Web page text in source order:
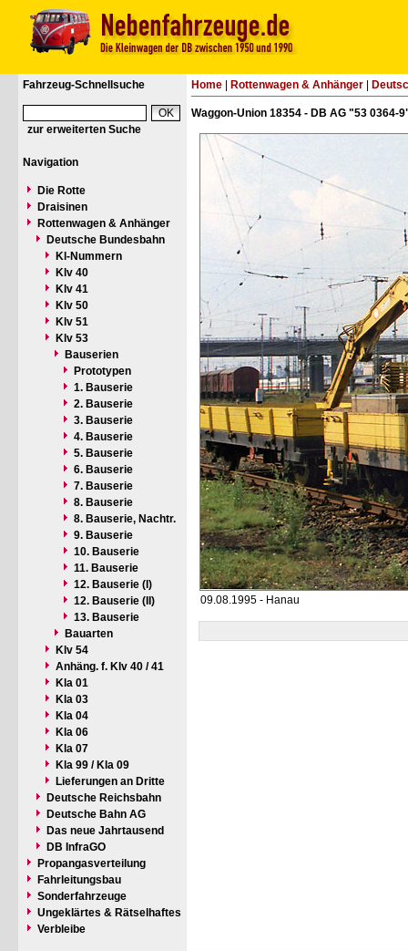
Fahrzeug-Schnellsuche
zur erweiterten Suche
Navigation
Die Rotte
Draisinen
Rottenwagen & Anhänger
Deutsche Bundesbahn
Kl-Nummern
Klv 40
Klv 41
Klv 50
Klv 51
Klv 53
Bauserien
Prototypen
1. Bauserie
2. Bauserie
3. Bauserie
4. Bauserie
5. Bauserie
6. Bauserie
7. Bauserie
8. Bauserie
8. Bauserie, Nachtr.
9. Bauserie
10. Bauserie
11. Bauserie
12. Bauserie (I)
12. Bauserie (II)
13. Bauserie
Bauarten
Klv 54
Anhäng. f. Klv 40 / 41
Kla 01
Kla 03
Kla 04
Kla 06
Kla 07
Kla 99 / Kla 09
Lieferungen an Dritte
Deutsche Reichsbahn
Deutsche Bahn AG
Das neue Jahrtausend
DB InfraGO
Propangasverteilung
Fahrleitungsbau
Sonderfahrzeuge
Ungeklärtes & Rätselhaftes
Verbleibe
Home Rottenwagen & Anhänger
Waggon-Union 18354 - DB AG "53 0364-
09.08.1995 - Hanau